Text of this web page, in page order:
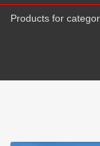
Products for